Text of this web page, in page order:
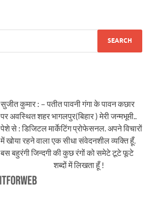
सुजीत कुमार : – पतीत पावनी गंगा के पावन कछार
पर अवस्थित शहर भागलपुर(बिहार ) मेरी जन्मभूमी..
पेशे से : डिजिटल मार्केटिंग प्रोफेसनल. अपने विचारों
में खोया रहने वाला एक सीधा संवेदनशील व्यक्ति हूँ.
बस बहुरंगी जिन्दगी की कुछ रंगों को समेटे टूटे फूटे
शब्दों में लिखता हूँ !